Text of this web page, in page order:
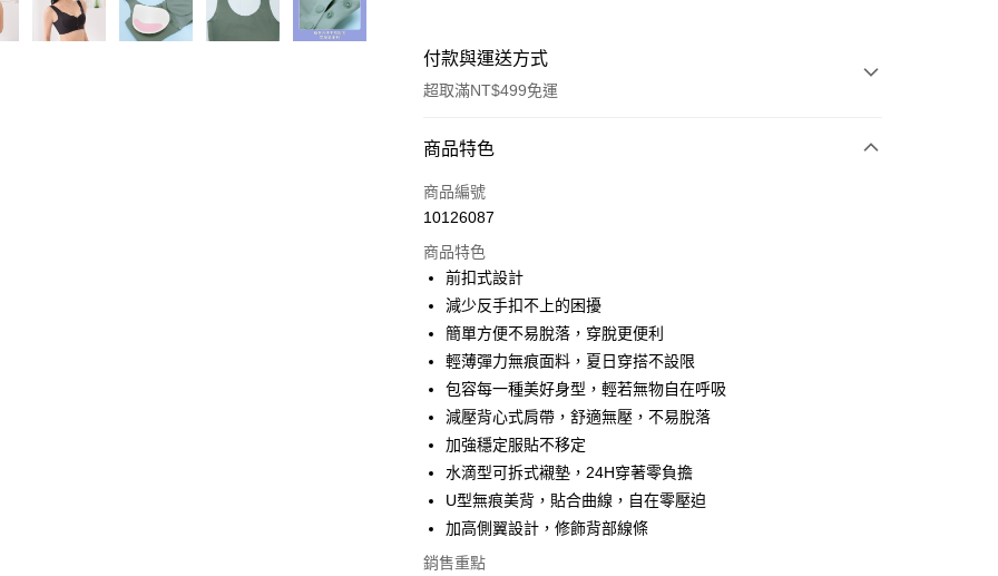
付款與運送方式
超取滿NT$499免運
付款方式
信用卡一次付款
LINE Pay
Apple Pay
街口支付
悠遊付
全盈+PAY
大哥付你分期
相關說明
【大哥付你分期使用說明】
2.付款方式選擇「大哥付你分期」，訂單成立後會自動跳轉到大哥付的交易
AFTEE先享後付
相關說明
商品特色
商品編號
10126087
商品特色
前扣式設計
減少反手扣不上的困擾
簡單方便不易脫落，穿脫更便利
輕薄彈力無痕面料，夏日穿搭不設限
包容每一種美好身型，輕若無物自在呼吸
減壓背心式肩帶，舒適無壓，不易脫落
加強穩定服貼不移定
水滴型可拆式襯墊，24H穿著零負擔
U型無痕美背，貼合曲線，自在零壓迫
加高側翼設計，修飾背部線條
銷售重點